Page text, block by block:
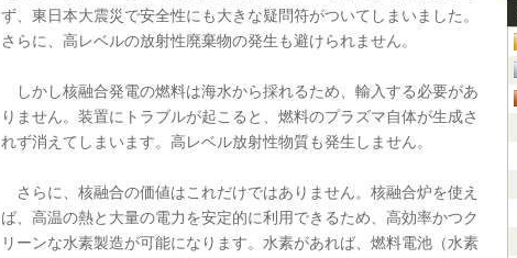
ず、東日本大震災で安全性にも大きな疑問符がついてしまいました。
さらに、高レベルの放射性廃棄物の発生も避けられません。
しかし核融合発電の燃料は海水から採れるため、輸入する必要があ
りません。装置にトラブルが起こると、燃料のプラズマ自体が生成さ
れず消えてしまいます。高レベル放射性物質も発生しません。
さらに、核融合の価値はこれだけではありません。核融合炉を使え
ば、高温の熱と大量の電力を安定的に利用できるため、高効率かつク
リーンな水素製造が可能になります。水素があれば、燃料電池（水素